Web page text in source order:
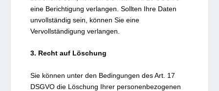
eine Berichtigung verlangen. Sollten Ihre Daten
unvollständig sein, können Sie eine
Vervollständigung verlangen.
3. Recht auf Löschung
Sie können unter den Bedingungen des Art. 17
DSGVO die Löschung Ihrer personenbezogenen